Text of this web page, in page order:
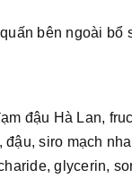
bên ngoài bổ
đậu Hà Lan,
đậu, siro mạch
glycerin,